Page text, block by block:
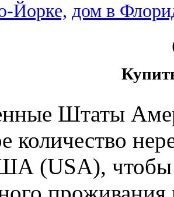
Йорке, дом в
Штаты
количество
(USA), чтобы